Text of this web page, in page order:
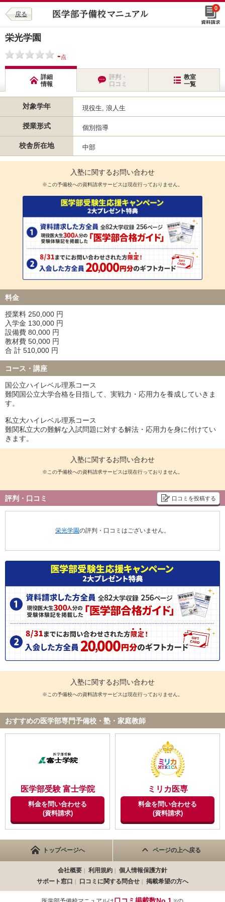
戻る
0
栄光学園
-点
詳細
情報
評判・
口コミ
教室
一覧
対象学年 現役生, 浪人生
授業形式 個別指導
校舎所在地 中部
入塾に関するお問い合わせ
※この予備校への資料請求サービスは現在行っておりません。
料金
授業料 250,000 円
入学金 130,000 円
設備費 80,000 円
教材費 50,000 円
合 計 510,000 円
コース・講座
国公立ハイレベル理系コース
難関国公立大学合格を目指して、実戦力・応用力を養成していきま
す。
私立大ハイレベル理系コース
難関私立大の難解な入試問題に対する解法・応用力を身に付けてい
きます。
入塾に関するお問い合わせ
※この予備校への資料請求サービスは現在行っておりません。
評判・口コミ 口コミを投稿する
栄光学園の評判・口コミはございません。
入塾に関するお問い合わせ
※この予備校への資料請求サービスは現在行っておりません。
おすすめの医学部専門予備校・塾・家庭教師
医学部受験 富士学院
料金を問い合わせる
(資料請求)
ミリカ医専
料金を問い合わせる
(資料請求)
トップページへ ページの上へ戻る
会社概要 利用規約
個人情報保護方針
サポート窓口
口コミに関する問合せ 掲載希望の方へ